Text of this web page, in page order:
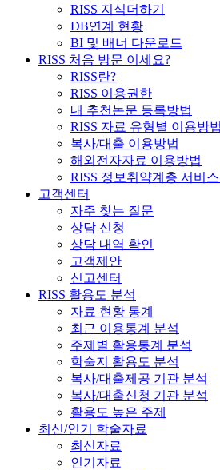
RISS 지식더하기
DB연계 현황
BI 및 배너 다운로드
RISS 처음 방문 이세요?
RISS란?
RISS 이용권한
내 추천논문 등록방법
RISS 자료 유형별 이용방법
복사/대출 이용방법
해외전자자료 이용방법
RISS 정보취약계층 서비
고객센터
자주 찾는 질문
상담 신청
상담 내역 확인
고객제안
신고센터
RISS 활용도 분석
자료 현황 통계
최근 이용통계 분석
주제별 활용통계 분석
학술지 활용도 분석
복사/대출제공 기관 분석
복사/대출신청 기관 분석
활용도 높은 주제
최신/인기 학술자료
최신자료
인기자료